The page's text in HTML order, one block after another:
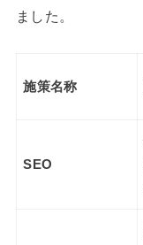
ました。
施策名称
SEO